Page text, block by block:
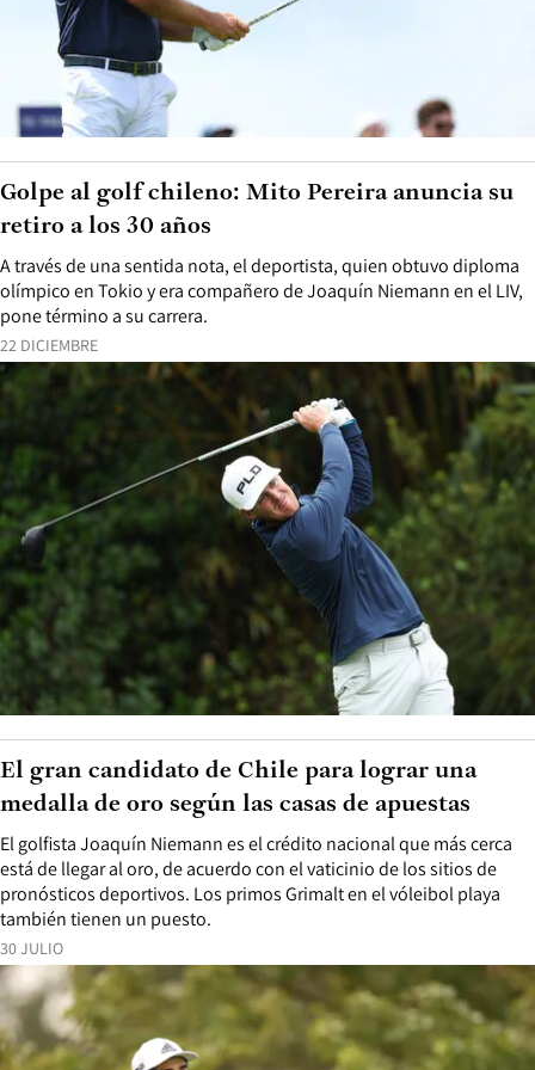
22 DICIEMBRE
A través de una sentida nota, el deportista, quien obtuvo diploma
olímpico en Tokio y era compañero de Joaquín Niemann en el LIV,
pone término a su carrera.
Golpe al golf chileno: Mito Pereira anuncia su
retiro a los 30 años
30 JULIO
El golfista Joaquín Niemann es el crédito nacional que más cerca
está de llegar al oro, de acuerdo con el vaticinio de los sitios de
pronósticos deportivos. Los primos Grimalt en el vóleibol playa
también tienen un puesto.
El gran candidato de Chile para lograr una
medalla de oro según las casas de apuestas